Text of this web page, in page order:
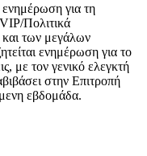
για τη
Πολιτικά
των μεγάλων
ενημέρωση για το
με τον γενικό ελεγκτή
στην Επιτροπή
εβδομάδα.